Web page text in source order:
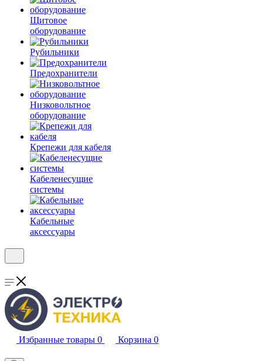
Щитовое
оборудование
Рубильники
Предохранители
Низковольтное
оборудование
Крепежи для кабеля
Кабеленесущие
системы
Кабельные
аксессуары
Избранные товары 0 Корзина 0